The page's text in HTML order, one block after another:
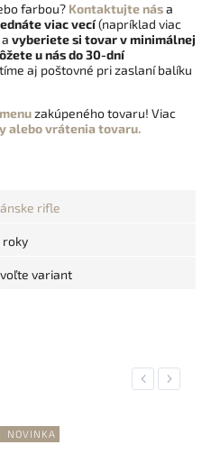
farbou? Kontaktujte nása
viac vecí(napríklad viac
vyberiete si tovar v minimálnej
u nás do 30-dní
aj poštovné pri zaslaní balíku
zakúpeného tovaru! Viac
alebo vrátenia tovaru.
rifle
roky
variant
Previous
NOVINKA
Next